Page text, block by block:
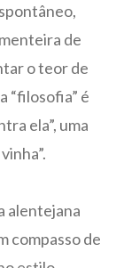
de
o teor de
“filosofia” é
ela”, uma
alentejana
compasso de